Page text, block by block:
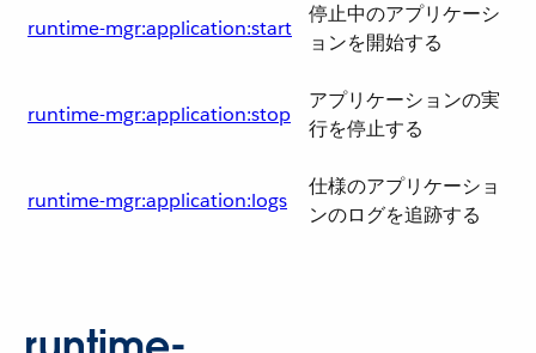
runtime-mgr:application:start
停止中のアプリケーシ
ョンを開始する
runtime-mgr:application:stop
アプリケーションの実
行を停止する
runtime-mgr:application:logs
仕様のアプリケーショ
ンのログを追跡する